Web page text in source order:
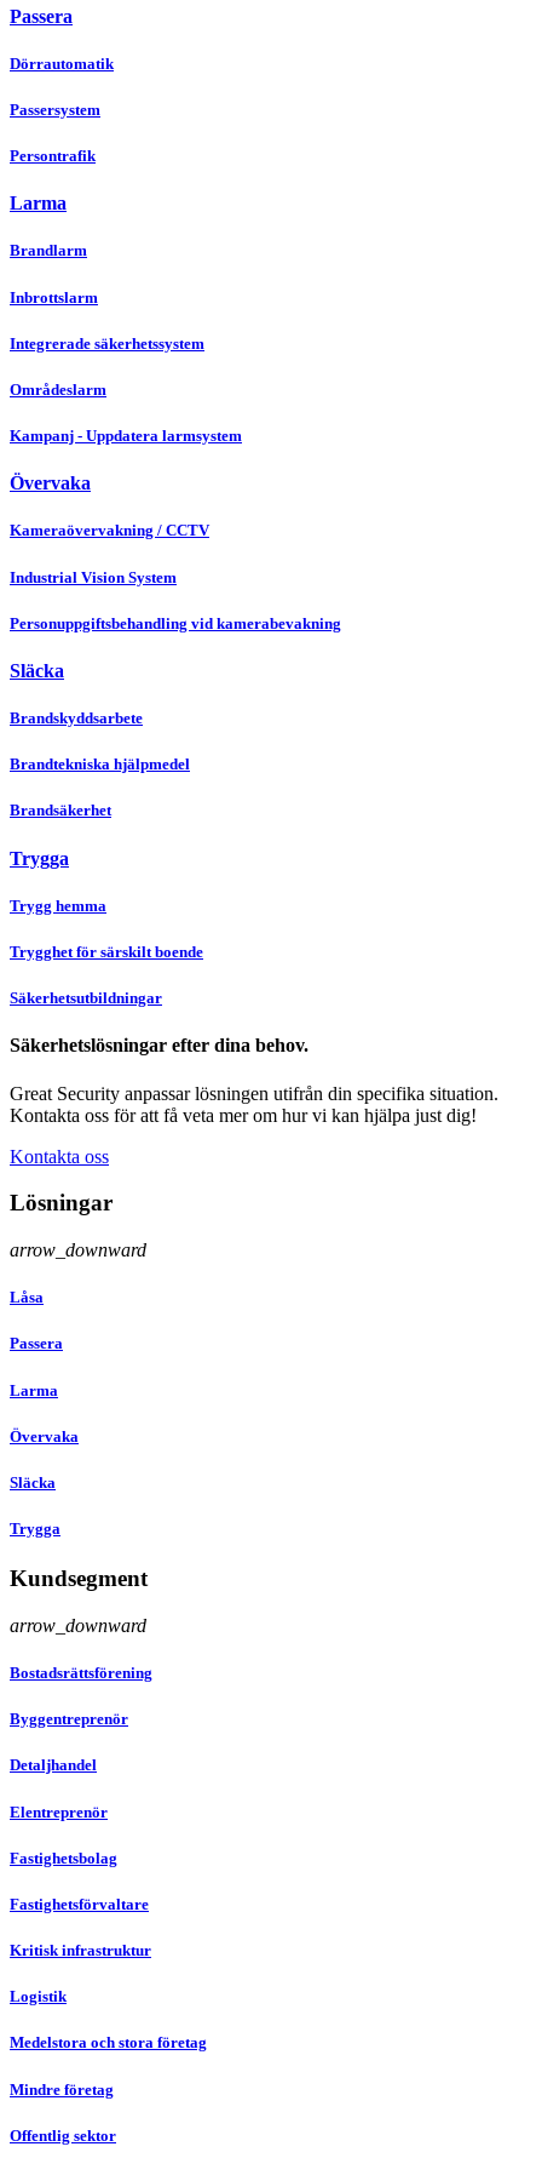
Passera
Dörrautomatik
Passersystem
Persontrafik
Larma
Brandlarm
Inbrottslarm
Integrerade säkerhetssystem
Områdeslarm
Kampanj - Uppdatera larmsystem
Övervaka
Kameraövervakning / CCTV
Industrial Vision System
Personuppgiftsbehandling vid kamerabevakning
Släcka
Brandskyddsarbete
Brandtekniska hjälpmedel
Brandsäkerhet
Trygga
Trygg hemma
Trygghet för särskilt boende
Säkerhetsutbildningar
Säkerhetslösningar efter dina behov.
Great Security anpassar lösningen utifrån din specifika situation.
Kontakta oss för att få veta mer om hur vi kan hjälpa just dig!
Kontakta oss
Lösningar
arrow_downward
Låsa
Passera
Larma
Övervaka
Släcka
Trygga
Kundsegment
arrow_downward
Bostadsrättsförening
Byggentreprenör
Detaljhandel
Elentreprenör
Fastighetsbolag
Fastighetsförvaltare
Kritisk infrastruktur
Logistik
Medelstora och stora företag
Mindre företag
Offentlig sektor